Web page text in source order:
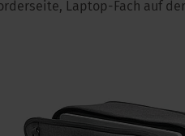
Laptop-Fach auf